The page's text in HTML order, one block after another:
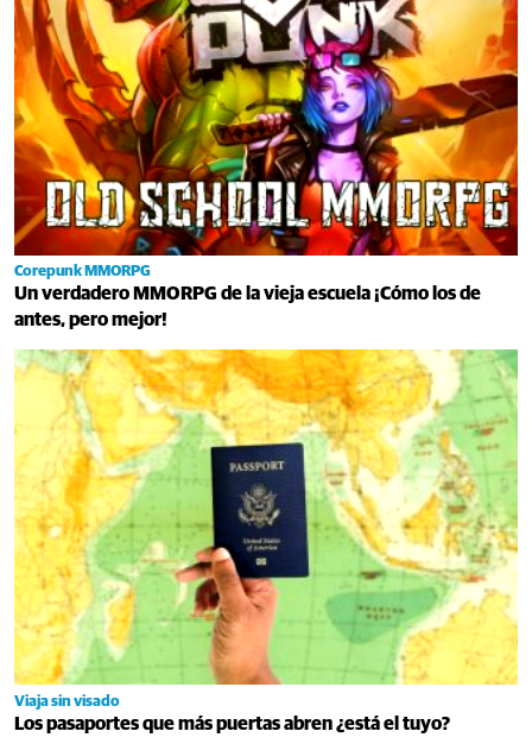
Corepunk MMORPG
Un verdadero MMORPG de la vieja escuela ¡Cómo los de
antes, pero mejor!
Viaja sin visado
Los pasaportes que más puertas abren ¿está el tuyo?